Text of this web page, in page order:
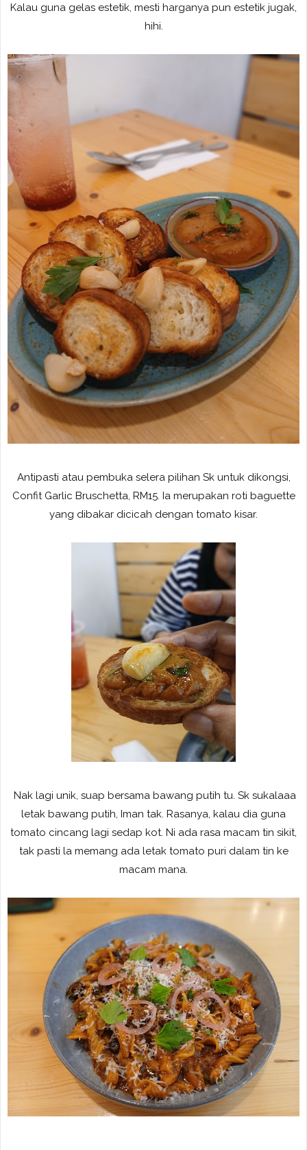
Kalau guna gelas estetik, mesti harganya pun estetik jugak,
hihi.
Antipasti atau pembuka selera pilihan Sk untuk dikongsi,
Confit Garlic Bruschetta, RM15. Ia merupakan roti baguette
yang dibakar dicicah dengan tomato kisar.
Nak lagi unik, suap bersama bawang putih tu. Sk sukalaaa
letak bawang putih, Iman tak. Rasanya, kalau dia guna
tomato cincang lagi sedap kot. Ni ada rasa macam tin sikit,
tak pasti la memang ada letak tomato puri dalam tin ke
macam mana.